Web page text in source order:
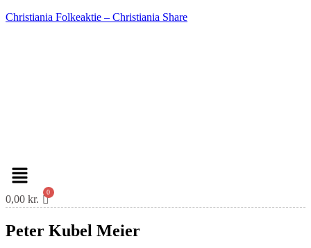
Christiania Folkeaktie – Christiania Share
Menu
0,00 kr.
Peter Kubel Meier